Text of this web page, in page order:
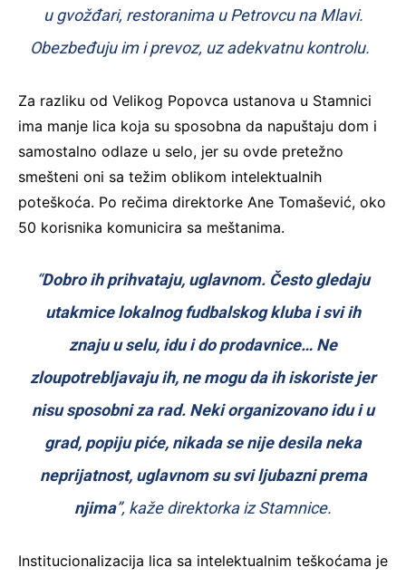
u gvožđari, restoranima u Petrovcu na Mlavi.
Obezbeđuju im i prevoz, uz adekvatnu kontrolu.
Za razliku od Velikog Popovca ustanova u Stamnici
ima manje lica koja su sposobna da napuštaju dom i
samostalno odlaze u selo, jer su ovde pretežno
smešteni oni sa težim oblikom intelektualnih
poteškoća. Po rečima direktorke Ane Tomašević, oko
50 korisnika komunicira sa meštanima.
“Dobro ih prihvataju, uglavnom. Često gledaju
utakmice lokalnog fudbalskog kluba i svi ih
znaju u selu, idu i do prodavnice… Ne
zloupotrebljavaju ih, ne mogu da ih iskoriste jer
nisu sposobni za rad. Neki organizovano idu i u
grad, popiju piće, nikada se nije desila neka
neprijatnost, uglavnom su svi ljubazni prema
njima”, kaže direktorka iz Stamnice.
Institucionalizacija lica sa intelektualnim teškoćama je